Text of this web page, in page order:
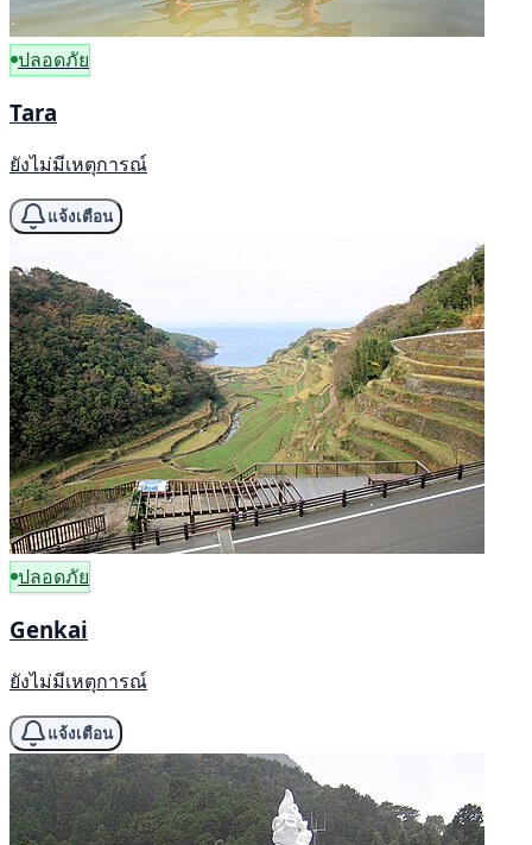
ปลอดภัย
Tara
ยังไม่มีเหตุการณ์
แจ้งเตือน
ปลอดภัย
Genkai
ยังไม่มีเหตุการณ์
แจ้งเตือน